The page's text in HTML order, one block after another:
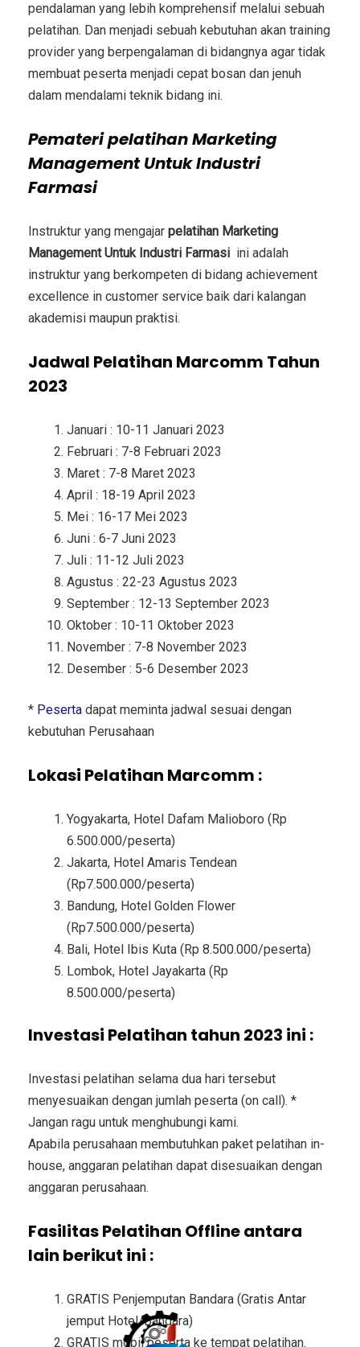
pendalaman yang lebih komprehensif melalui sebuah
pelatihan. Dan menjadi sebuah kebutuhan akan training
provider yang berpengalaman di bidangnya agar tidak
membuat peserta menjadi cepat bosan dan jenuh
dalam mendalami teknik bidang ini.
Pemateripelatihan Marketing
Management Untuk Industri
Farmasi
Instruktur yang mengajar pelatihan Marketing
Management Untuk Industri Farmasi ini adalah
instruktur yang berkompeten di bidang achievement
excellence in customer service baik dari kalangan
akademisi maupun praktisi.
Jadwal Pelatihan Marcomm Tahun
2023
Januari : 10-11 Januari 2023
Februari : 7-8 Februari 2023
Maret : 7-8 Maret 2023
April : 18-19 April 2023
Mei : 16-17 Mei 2023
Juni : 6-7 Juni 2023
Juli : 11-12 Juli 2023
Agustus : 22-23 Agustus 2023
September : 12-13 September 2023
Oktober : 10-11 Oktober 2023
November : 7-8 November 2023
Desember : 5-6 Desember 2023
* Peserta dapat meminta jadwal sesuai dengan
kebutuhan Perusahaan
Lokasi Pelatihan Marcomm :
Yogyakarta, Hotel Dafam Malioboro (Rp
6.500.000/peserta)
Jakarta, Hotel Amaris Tendean
(Rp7.500.000/peserta)
Bandung, Hotel Golden Flower
(Rp7.500.000/peserta)
Bali, Hotel Ibis Kuta (Rp 8.500.000/peserta)
Lombok, Hotel Jayakarta (Rp
8.500.000/peserta)
Investasi Pelatihan tahun 2023 ini :
Investasi pelatihan selama dua hari tersebut
menyesuaikan dengan jumlah peserta (on call). *
Jangan ragu untuk menghubungi kami.
Apabila perusahaan membutuhkan paket pelatihan in-
house, anggaran pelatihan dapat disesuaikan dengan
anggaran perusahaan.
Fasilitas Pelatihan Offline antara
lain berikut ini :
GRATIS Penjemputan Bandara (Gratis Antar
jemput Hotel/Bandara)
GRATIS mobil peserta ke tempat pelatihan.